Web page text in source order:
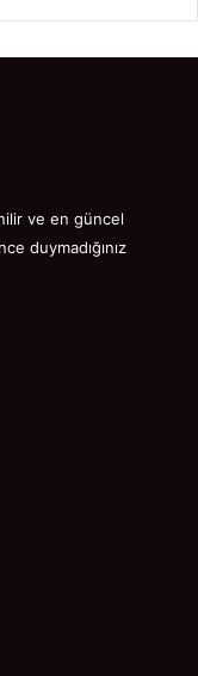
ve en güncel
duymadığınız